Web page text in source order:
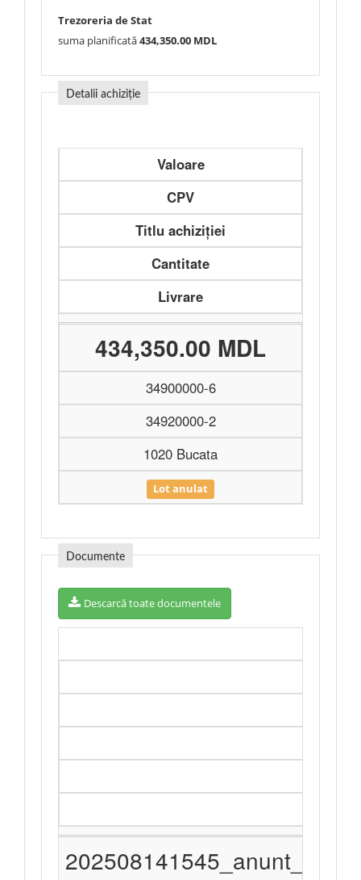
Trezoreria de Stat
suma planificată434,350.00 MDL
Detalii achiziție
Valoare
CPV
Titlu achiziției
Cantitate
Livrare
434,350.00 MDL
34900000-6
34920000-2
1020 Bucata
Lot anulat
Documente
Descarcă toate documentele